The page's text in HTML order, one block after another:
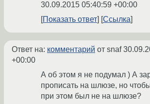
30.09.2015 05:40:59 +00:00
Показать ответ
Ссылка
Ответ на: комментарий от snaf
+00:00
А об этом я не подумал ) А
прописать на шлюзе, но
при этом был не на шлюзе?